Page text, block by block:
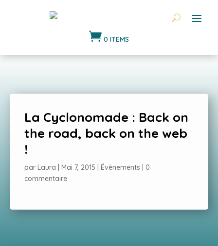
 0 ITEMS
La Cyclonomade : Back on
the road, back on the web
!
par Laura Mai 7, 2015 Évènements
0
commentaire